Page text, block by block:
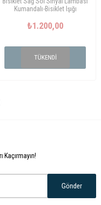
TÜKENDI
Kumandalı-Bisiklet Işığı
₺1.200,00
Kaçırmayın!
Gönder